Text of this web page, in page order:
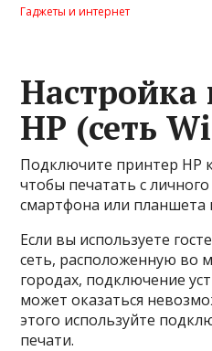
Гаджеты и интернет
Настройка
HP (сеть
Подключите принтер HP
чтобы печатать с
смартфона или планшета
Если вы используете
сеть, расположенную во
городах, подключение
может оказаться
этого используйте
печати.